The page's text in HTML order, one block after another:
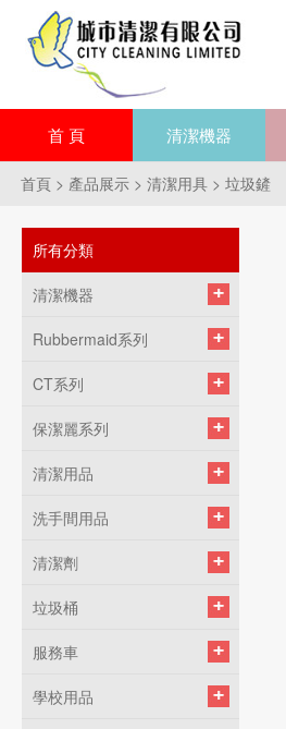
首 頁 清潔機器
首頁 > 產品展示 > 清潔用具 > 垃圾鏟
所有分類
清潔機器
Rubbermaid系列
CT系列
保潔麗系列
清潔用品
洗手間用品
清潔劑
垃圾桶
服務車
學校用品